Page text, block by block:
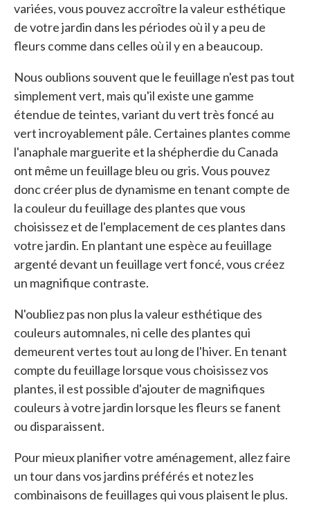
variées, vous pouvez accroître la valeur esthétique
de votre jardin dans les périodes où il y a peu de
fleurs comme dans celles où il y en a beaucoup.
Nous oublions souvent que le feuillage n'est pas tout
simplement vert, mais qu'il existe une gamme
étendue de teintes, variant du vert très foncé au
vert incroyablement pâle. Certaines plantes comme
l'anaphale marguerite et la shépherdie du Canada
ont même un feuillage bleu ou gris. Vous pouvez
donc créer plus de dynamisme en tenant compte de
la couleur du feuillage des plantes que vous
choisissez et de l'emplacement de ces plantes dans
votre jardin. En plantant une espèce au feuillage
argenté devant un feuillage vert foncé, vous créez
un magnifique contraste.
N'oubliez pas non plus la valeur esthétique des
couleurs automnales, ni celle des plantes qui
demeurent vertes tout au long de l'hiver. En tenant
compte du feuillage lorsque vous choisissez vos
plantes, il est possible d'ajouter de magnifiques
couleurs à votre jardin lorsque les fleurs se fanent
ou disparaissent.
Pour mieux planifier votre aménagement, allez faire
un tour dans vos jardins préférés et notez les
combinaisons de feuillages qui vous plaisent le plus.